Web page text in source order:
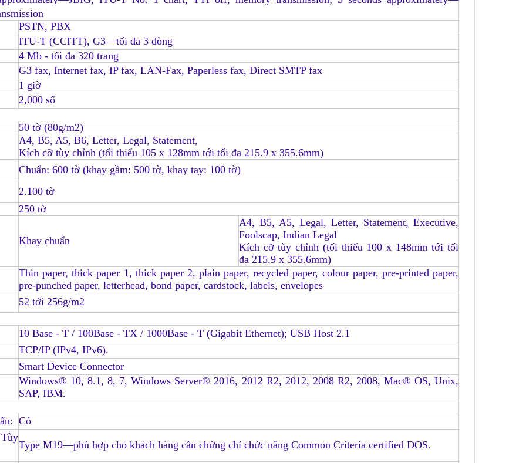
PSTN, PBX
ITU-T (CCITT), G3—tối đa 3 dòng
4 Mb - tối đa 320 trang
G3 fax, Internet fax, IP fax, LAN-Fax, Paperless fax, Direct SMTP fax
1 giờ
2,000 số
50 tờ (80g/m2)
A4, B5, A5, B6, Letter, Legal, Statement,
Kích cỡ tùy chỉnh (tối thiểu 105 x 128mm tới tối đa 215.9 x 355.6mm)
Chuẩn: 600 tờ (khay gầm: 500 tờ, khay tay: 100 tờ)
2.100 tờ
250 tờ
Khay chuẩn
A4, B5, A5, Legal, Letter, Statement, Executive,
Foolscap, Indian Legal
Kích cỡ tùy chỉnh (tối thiểu 100 x 148mm tới tối
đa 215.9 x 355.6mm)
Thin paper, thick paper 1, thick paper 2, plain paper, recycled paper, colour paper, pre-printed paper,
pre-punched paper, letterhead, bond paper, cardstock, labels, envelopes
52 tới 256g/m2
10 Base - T / 100Base - TX / 1000Base - T (Gigabit Ethernet); USB Host 2.1
TCP/IP (IPv4, IPv6).
Smart Device Connector
Windows® 10, 8.1, 8, 7, Windows Server® 2016, 2012 R2, 2012, 2008 R2, 2008, Mac® OS, Unix,
SAP, IBM.
: Có
Type M19—phù hợp cho khách hàng cần chứng chỉ chức năng Common Criteria certified DOS.